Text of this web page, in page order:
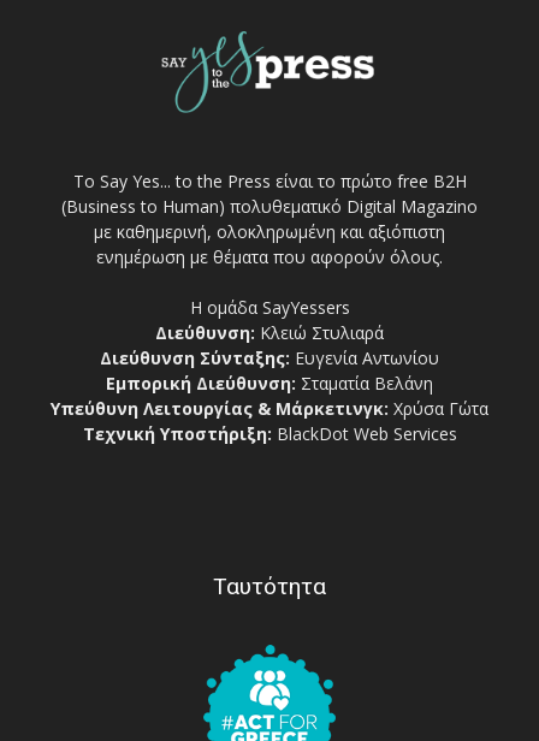
Το Say Yes... to the Press είναι το πρώτο free Β2Η
(Business to Human) πολυθεματικό Digital Magazino
με καθημερινή, ολοκληρωμένη και αξιόπιστη
ενημέρωση με θέματα που αφορούν όλους.
Η ομάδα SayYessers
Διεύθυνση: Κλειώ Στυλιαρά
Διεύθυνση Σύνταξης: Ευγενία Αντωνίου
Εμπορική Διεύθυνση: Σταματία Βελάνη
Υπεύθυνη Λειτουργίας & Μάρκετινγκ: Χρύσα Γώτα
Τεχνική Υποστήριξη: BlackDot Web Services
Ταυτότητα